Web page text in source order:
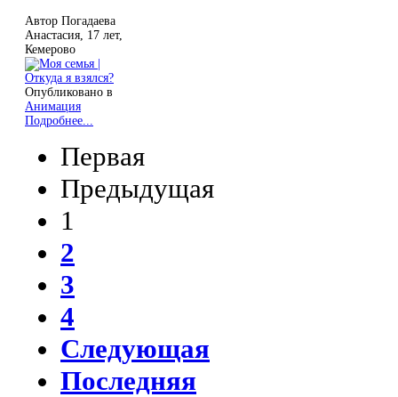
Автор Погадаева
Анастасия, 17 лет,
Кемерово
Опубликовано в
Анимация
Подробнее...
Первая
Предыдущая
1
2
3
4
Следующая
Последняя